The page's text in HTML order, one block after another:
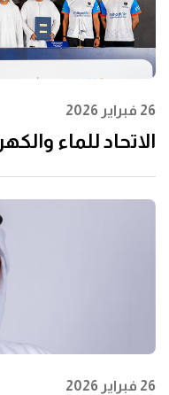
26 فبراير 2026
الاتحاد للماء
26 فبراير 2026